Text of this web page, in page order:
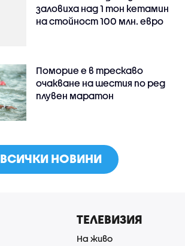
заловиха над 1 тон кетамин
на стойност 100 млн. евро
Поморие е в трескаво
очакване на шестия по ред
плувен маратон
ВСИЧКИ НОВИНИ
ТЕЛЕВИЗИЯ
На живо